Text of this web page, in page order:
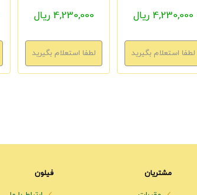
4,230,000 ریال 4,230,000 ریال
مشتریان فیلون